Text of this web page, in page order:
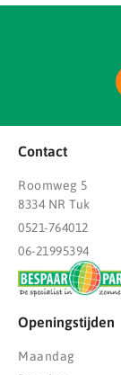
Contact
Roomweg 5
8334 NR Tuk
0521-764012
06-21995394
Openingstijden
Maandag